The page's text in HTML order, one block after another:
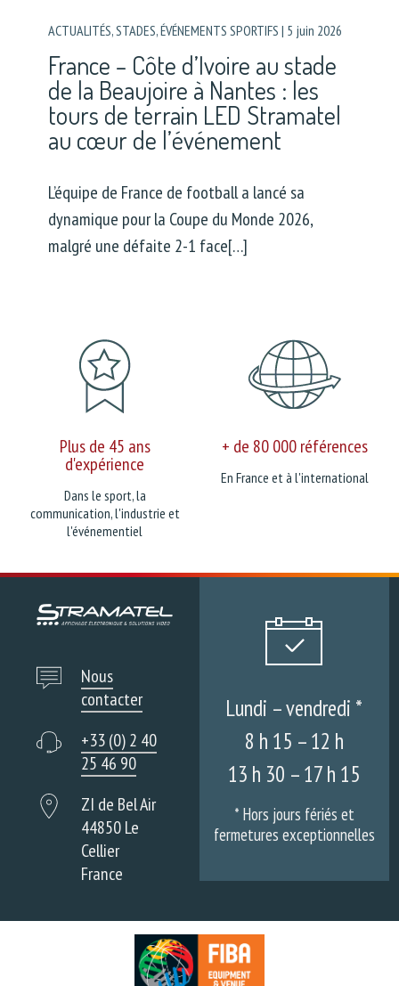
ACTUALITÉS,STADES,ÉVÉNEMENTS SPORTIFS | 5 juin 2026
France – Côte d’Ivoire au stade
de la Beaujoire à Nantes : les
tours de terrain LED Stramatel
au cœur de l’événement
L’équipe de France de football a lancé sa
dynamique pour la Coupe du Monde 2026,
malgré une défaite 2-1 face[…]
Plus de 45 ans
d'expérience
Dans le sport, la
communication, l'industrie et
l'événementiel
+ de 80 000 références
En France et à l'international
Nous
contacter
+33 (0) 2 40
25 46 90
ZI de Bel Air
44850 Le
Cellier
France
Lundi – vendredi *
8 h 15 – 12 h
13 h 30 – 17 h 15
* Hors jours fériés et
fermetures exceptionnelles